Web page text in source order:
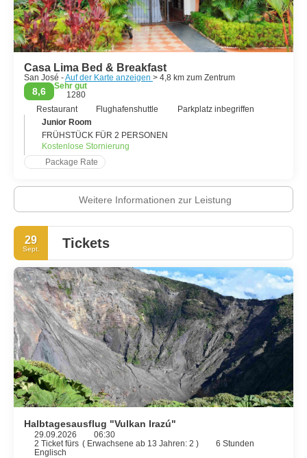
Casa Lima Bed & Breakfast
San José -Auf der Karte anzeigen > 4,8 km zum Zentrum
8,6
Sehr gut
1280
Restaurant
Flughafenshuttle
Parkplatz inbegriffen
Junior Room
FRÜHSTÜCK FÜR 2 PERSONEN
Kostenlose Stornierung
Package Rate
Weitere Informationen zur Leistung
29
Sept. Tickets
Halbtagesausflug "Vulkan Irazú"
29.09.2026
06:30
2 Ticket fürs ( Erwachsene ab 13 Jahren: 2 )
6 Stunden
Englisch